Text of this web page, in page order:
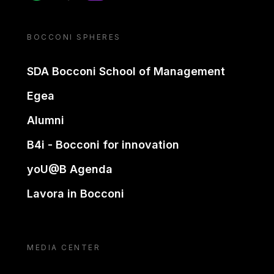
BOCCONI SPHERES
SDA Bocconi School of Management
Egea
Alumni
B4i - Bocconi for innovation
yoU@B Agenda
Lavora in Bocconi
MEDIA CENTER